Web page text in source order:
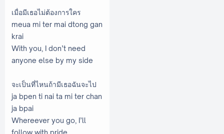
เมื่อมีเธอไม่ต้องการใคร
meua mi ter mai dtong gan
krai
With you, I don’t need
anyone else by my side
จะเป็นที่ไหนถ้ามีเธอฉันจะไป
ja bpen ti nai ta mi ter chan
ja bpai
Whereever you go, I’ll